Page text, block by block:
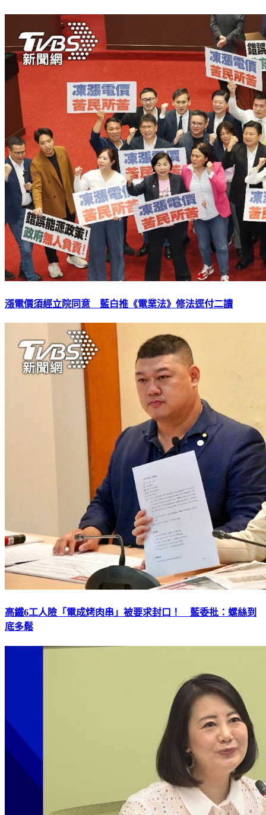
漲電價須經立院同意 藍白推《電業法》修法逕付二讀
高鐵6工人險「電成烤肉串」被要求封口！ 藍委批：螺絲到
底多鬆